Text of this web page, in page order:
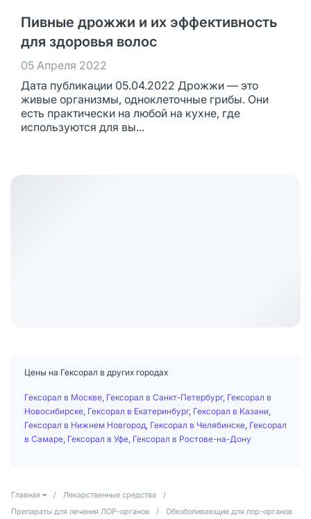
Пивные дрожжи и их эффективность
для здоровья волос
05 Апреля 2022
Дата публикации 05.04.2022 Дрожжи — это
живые организмы, одноклеточные грибы. Они
есть практически на любой на кухне, где
используются для вы...
Цены на Гексорал в других городах
Гексорал в Москве Гексорал в Санкт-Петербург, Гексорал в
Новосибирске Гексорал в Екатеринбург, Гексорал в Казани
Гексорал в Нижнем Новгород Гексорал в Челябинске Гексорал
в Самаре Гексорал в Уфе Гексорал в Ростове-на-Дону
Главная / Лекарственные средства
/
Препараты для лечения ЛОР-органов
/
Обезболивающие для лор-органов